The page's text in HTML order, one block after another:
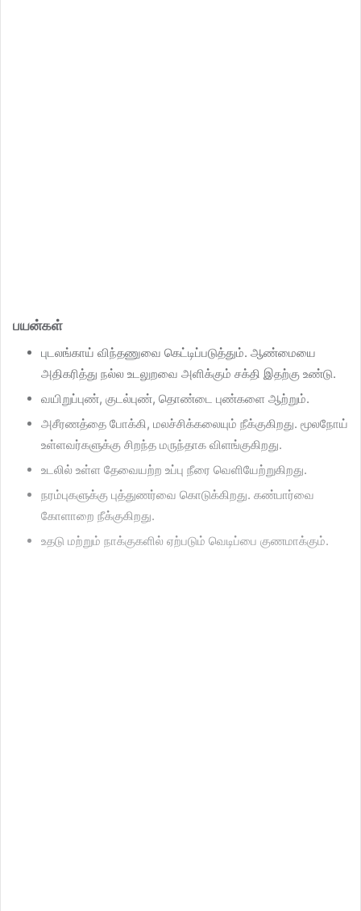
பயன்கள்
புடலங்காய் விந்தணுவை கெட்டிப்படுத்தும். ஆண்மையை
அதிகரித்து நல்ல உடலுறவை அளிக்கும் சக்தி இதற்கு உண்டு.
வயிறுப்புண், குடல்புண், தொண்டை புண்களை ஆற்றும்.
அசீரணத்தை போக்கி, மலச்சிக்கலையும் நீக்குகிறது. மூலநோய்
உள்ளவர்களுக்கு சிறந்த மருந்தாக விளங்குகிறது.
உடலில் உள்ள தேவையற்ற உப்பு நீரை வெளியேற்றுகிறது.
நரம்புகளுக்கு புத்துணர்வை கொடுக்கிறது. கண்பார்வை
கோளாறை நீக்குகிறது.
உதடு மற்றும் நாக்குகளில் ஏற்படும் வெடிப்பை குணமாக்கும்.